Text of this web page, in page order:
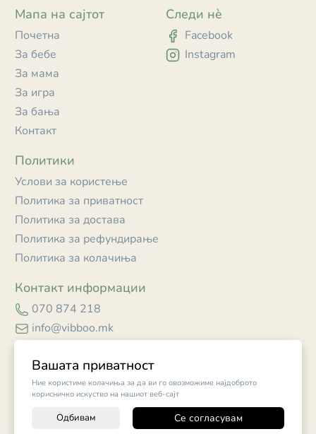
Вашата приватност
Ние користиме колачиња за да ви го овозможиме најдоброто
корисничко искуство на нашиот веб-сајт
Одбивам Се согласувам +
Мапа на сајтот
Почетна
За бебе
За мама
За игра
За бања
Контакт
Политики
Услови за користење
Политика за приватност
Политика за достава
Политика за рефундирање
Политика за колачиња
Контакт информации
070 874 218
info@vibboo.mk
Следи нè
Facebook
Instagram